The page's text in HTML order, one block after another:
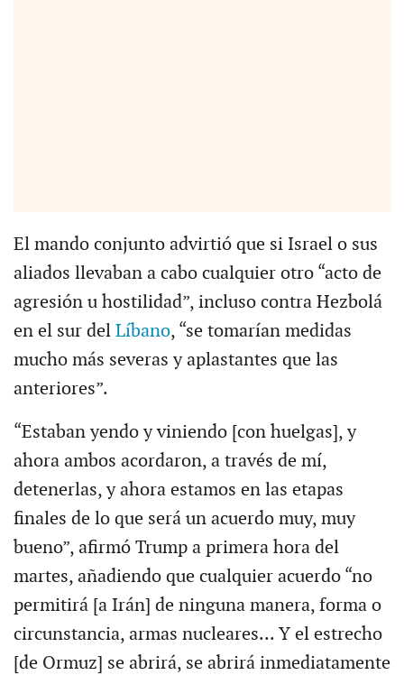
El mando conjunto advirtió que si Israel o sus
aliados llevaban a cabo cualquier otro “acto de
agresión u hostilidad”, incluso contra Hezbolá
en el sur del Líbano, “se tomarían medidas
mucho más severas y aplastantes que las
anteriores”.
“Estaban yendo y viniendo [con huelgas], y
ahora ambos acordaron, a través de mí,
detenerlas, y ahora estamos en las etapas
finales de lo que será un acuerdo muy, muy
bueno”, afirmó Trump a primera hora del
martes, añadiendo que cualquier acuerdo “no
permitirá [a Irán] de ninguna manera, forma o
circunstancia, armas nucleares... Y el estrecho
[de Ormuz] se abrirá, se abrirá inmediatamente